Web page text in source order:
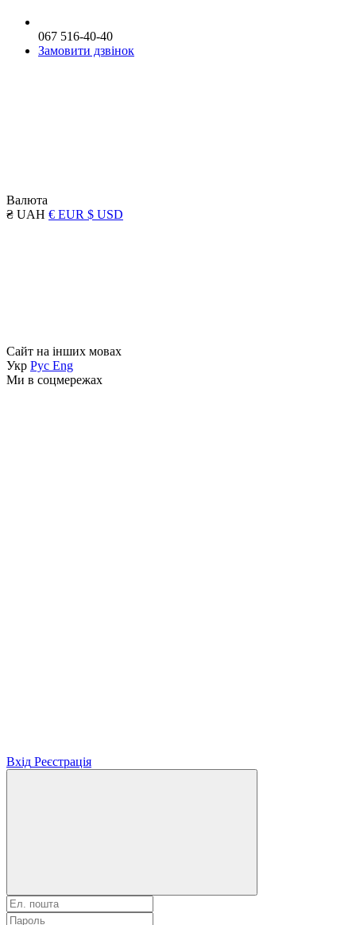
067 516-40-40
Замовити дзвінок
Валюта
₴ UAH € EUR $ USD
Сайт на інших мовах
Укр Рус Eng
Ми в соцмережах
Вхід Реєстрація